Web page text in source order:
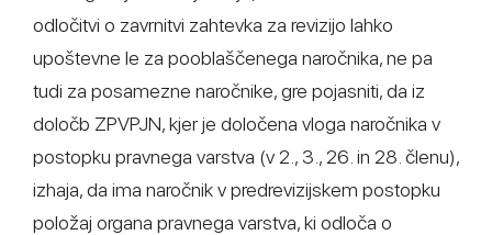
odločitvi o zavrnitvi zahtevka za revizijo lahko
upoštevne le za pooblaščenega naročnika, ne pa
tudi za posamezne naročnike, gre pojasniti, da iz
določb ZPVPJN, kjer je določena vloga naročnika v
postopku pravnega varstva (v 2., 3., 26. in 28. členu),
izhaja, da ima naročnik v predrevizijskem postopku
položaj organa pravnega varstva, ki odloča o